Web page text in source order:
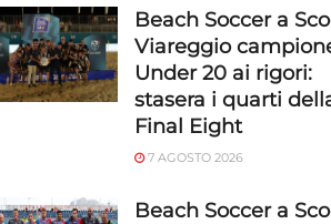
Beach Soccer a
Viareggio
Under 20 ai rigori:
stasera i quarti
Final Eight
7 AGOSTO 2026
Beach Soccer a